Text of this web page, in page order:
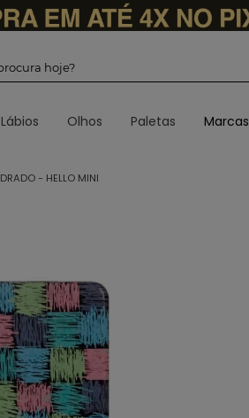
Lábios Olhos Paletas Marcas
- HELLO MINI